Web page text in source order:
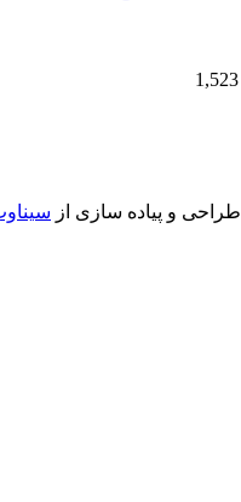
طراحی و پیاده سازی از